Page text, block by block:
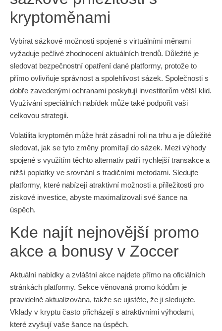
kryptoměnami
Vybírat sázkové možnosti spojené s virtuálními měnami
vyžaduje pečlivé zhodnocení aktuálních trendů. Důležité je
sledovat bezpečnostní opatření dané platformy, protože to
přímo ovlivňuje správnost a spolehlivost sázek. Společnosti s
dobře zavedenými ochranami poskytují investitorům větší klid.
Využívání speciálních nabídek může také podpořit vaši
celkovou strategii.
Volatilita kryptoměn může hrát zásadní roli na trhu a je důležité
sledovat, jak se tyto změny promítají do sázek. Mezi výhody
spojené s využitím těchto alternativ patří rychlejší transakce a
nižší poplatky ve srovnání s tradičními metodami. Sledujte
platformy, které nabízejí atraktivní možnosti a příležitosti pro
ziskové investice, abyste maximalizovali své šance na
úspěch.
Kde najít nejnovější promo
akce a bonusy v Zoccer
Aktuální nabídky a zvláštní akce najdete přímo na oficiálních
stránkách platformy. Sekce věnovaná promo kódům je
pravidelně aktualizována, takže se ujistěte, že ji sledujete.
Vklady v kryptu často přicházejí s atraktivními výhodami,
které zvyšují vaše šance na úspěch.